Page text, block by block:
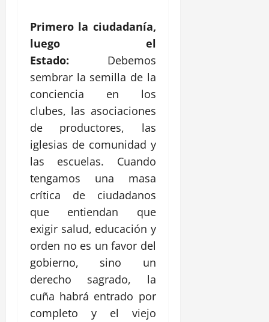
Primero la ciudadanía,
luego el
Estado: Debemos
sembrar la semilla de la
conciencia en los
clubes, las asociaciones
de productores, las
iglesias de comunidad y
las escuelas. Cuando
tengamos una masa
crítica de ciudadanos
que entiendan que
exigir salud, educación y
orden no es un favor del
gobierno, sino un
derecho sagrado, la
cuña habrá entrado por
completo y el viejo